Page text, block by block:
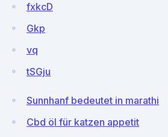
fxkcD
Gkp
vq
tSGju
Sunnhanf bedeutet in marathi
Cbd öl für katzen appetit